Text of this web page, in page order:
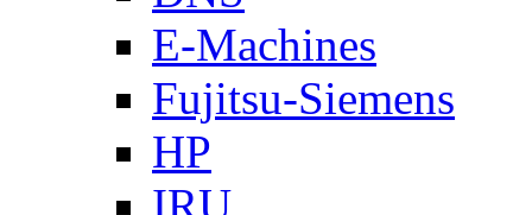
E-Machines
Fujitsu-Siemens
HP
IRU